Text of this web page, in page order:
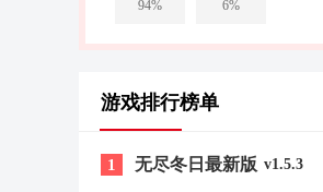
94% 6%
游戏排行榜单
1 无尽冬日最新版 v1.5.3